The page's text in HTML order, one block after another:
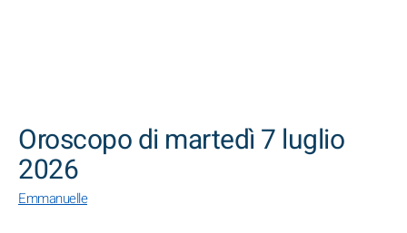
Oroscopo di martedì 7 luglio
2026
Emmanuelle